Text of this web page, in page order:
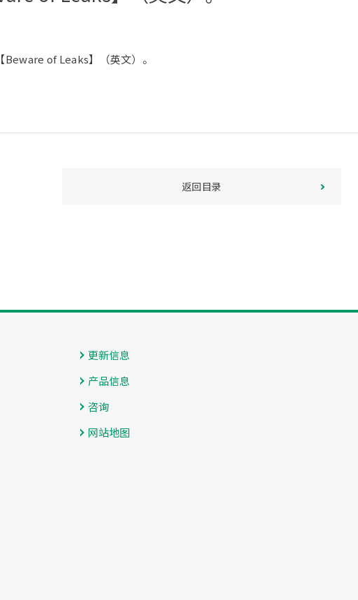
Beware of Leaks】（英文）。
返回目录
更新信息
产品信息
咨询
网站地图